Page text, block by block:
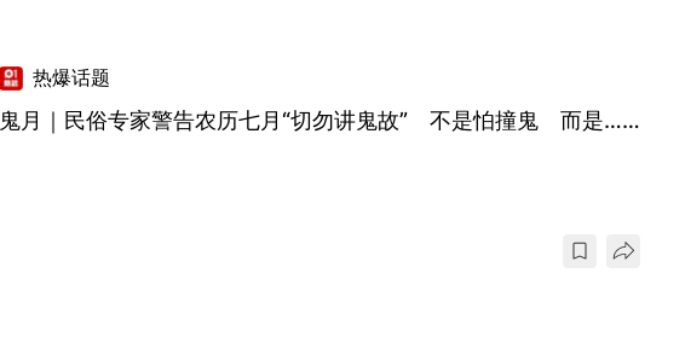
热爆话题
鬼月｜民俗专家警告农历七月“切勿讲鬼故” 不是怕撞鬼 而是……